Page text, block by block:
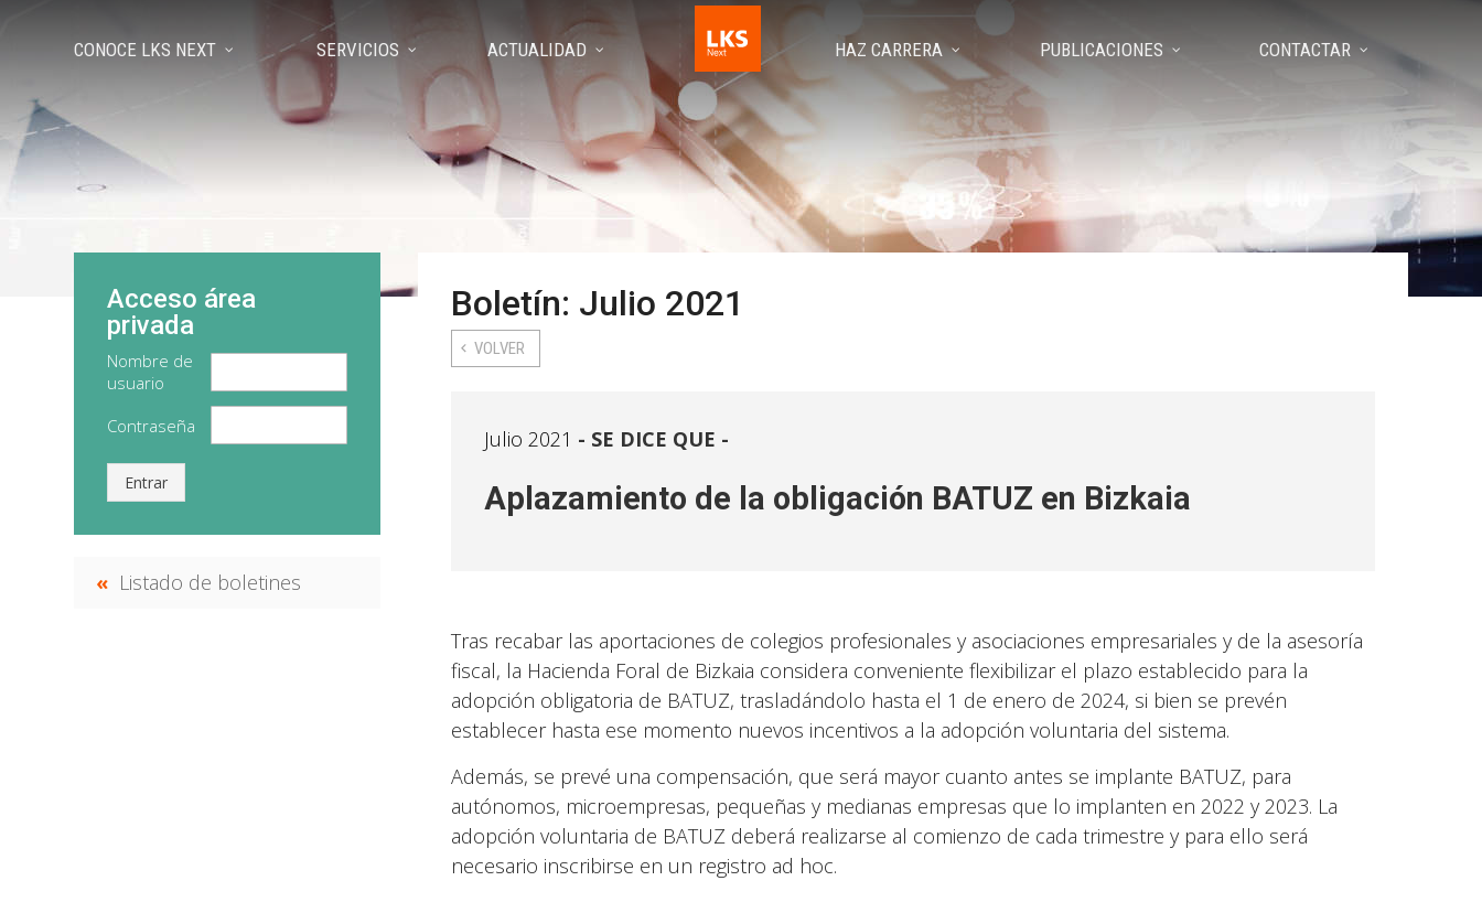
CONOCE LKS NEXT SERVICIOS ACTUALIDAD HAZ CARRERA PUBLICACIONES CONTACTAR
Boletín: Julio 2021
VOLVER
Julio 2021 SE DICE QUE -
Aplazamiento de la obligación BATUZ en Bizkaia
Tras recabar las aportaciones de colegios profesionales y asociaciones empresariales y de la asesoría
fiscal, la Hacienda Foral de Bizkaia considera conveniente flexibilizar el plazo establecido para la
adopción obligatoria de BATUZ, trasladándolo hasta el 1 de enero de 2024, si bien se prevén
establecer hasta ese momento nuevos incentivos a la adopción voluntaria del sistema.
Además, se prevé una compensación, que será mayor cuanto antes se implante BATUZ, para
autónomos, microempresas, pequeñas y medianas empresas que lo implanten en 2022 y 2023. La
adopción voluntaria de BATUZ deberá realizarse al comienzo de cada trimestre y para ello será
necesario inscribirse en un registro ad hoc.
Acceso área
privada
Nombre de
usuario
Contraseña
Entrar
Listado de boletines